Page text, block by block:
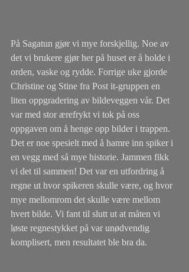
På Sagatun gjør vi mye forskjellig. Noe av
det vi brukere gjør her på huset er å holde i
orden, vaske og rydde. Forrige uke gjorde
Christine og Stine fra Post it-gruppen en
liten oppgradering av bildeveggen vår. Det
var med stor ærefrykt vi tok på oss
oppgaven om å henge opp bilder i trappen.
Det er noe spesielt med å hamre inn spiker i
en vegg med så mye historie. Jammen fikk
vi det til sammen! Det var en utfordring å
regne ut hvor spikeren skulle være, og hvor
mye mellomrom det skulle være mellom
hvert bilde. Vi fant til slutt ut at måten vi
løste regnestykket på var unødvendig
komplisert, men resultatet ble bra da.